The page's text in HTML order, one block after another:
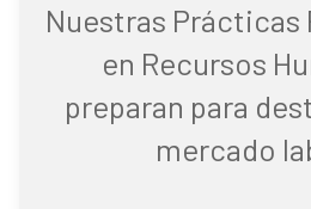
Nuestras Prácticas
en Recursos
preparan para
mercado